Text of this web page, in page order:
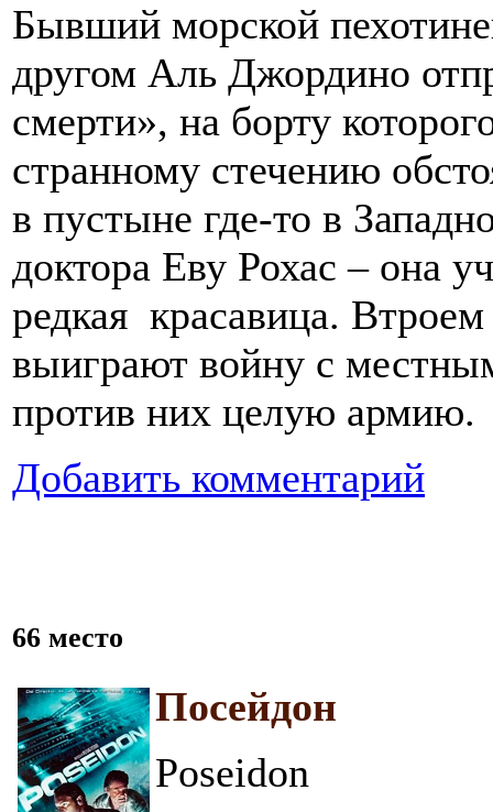
Бывший морской
другом Аль Джордино
смерти», на борту
странному стечению
в пустыне где-то в
доктора Еву Рохас – она
редкая красавица.
выиграют войну с
против них целую армию.
Добавить комментарий
66 место
Посейдон
Poseidon